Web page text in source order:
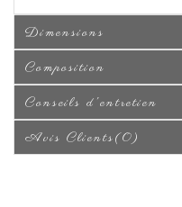
Dimensions
Composition
Conseils d'entretien
Avis Clients(0)